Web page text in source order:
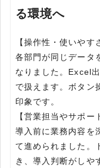
る環境へ
【操作性・使いやす
各部門が同じデータ
なりました。Excel
で扱えます。ボタン
印象です。
【営業担当やサポー
導入前に業務内容を
て進められました。
き、導入判断がしや